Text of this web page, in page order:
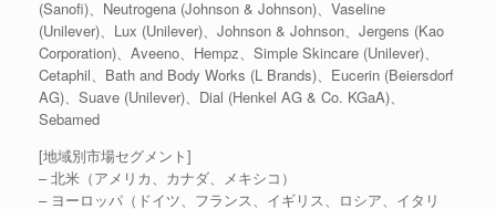
(Sanofi)、Neutrogena (Johnson & Johnson)、Vaseline
(Unilever)、Lux (Unilever)、Johnson & Johnson、Jergens (Kao
Corporation)、Aveeno、Hempz、Simple Skincare (Unilever)、
Cetaphil、Bath and Body Works (L Brands)、Eucerin (Beiersdorf
AG)、Suave (Unilever)、Dial (Henkel AG & Co. KGaA)、
Sebamed
[地域別市場セグメント]
– 北米（アメリカ、カナダ、メキシコ）
– ヨーロッパ（ドイツ、フランス、イギリス、ロシア、イタリ